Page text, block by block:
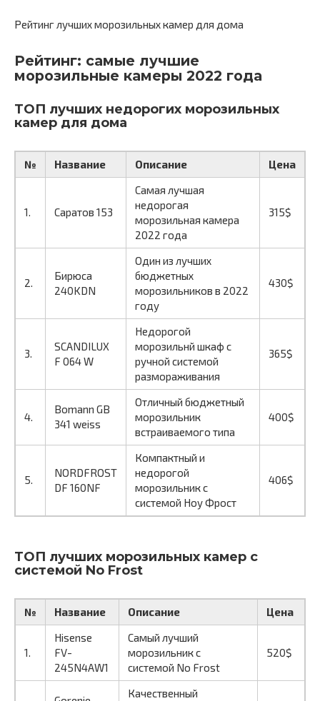
Рейтинг лучших морозильных камер для дома
Рейтинг: самые лучшие
морозильные камеры 2022 года
ТОП лучших недорогих морозильных
камер для дома
№ Название Описание Цена
1. Саратов 153
Самая лучшая
недорогая
морозильная камера
2022 года
315$
2.
Бирюса
240KDN
Один из лучших
бюджетных
морозильников в 2022
году
430$
3.
SCANDILUX
F 064 W
Недорогой
морозильнй шкаф с
ручной системой
размораживания
365$
4.
Bomann GB
341 weiss
Отличный бюджетный
морозильник
встраиваемого типа
400$
5.
NORDFROST
DF 160NF
Компактный и
недорогой
морозильник с
системой Ноу Фрост
406$
ТОП лучших морозильных камер с
системой No Frost
№ Название Описание Цена
1.
Hisense
FV-
245N4AW1
Самый лучший
морозильник с
системой No Frost
520$
Качественный